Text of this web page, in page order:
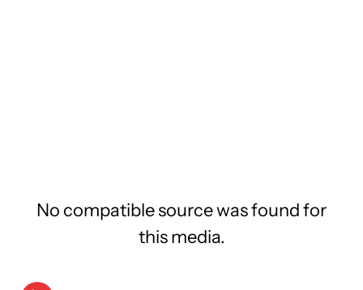
No compatible source was found for
this media.